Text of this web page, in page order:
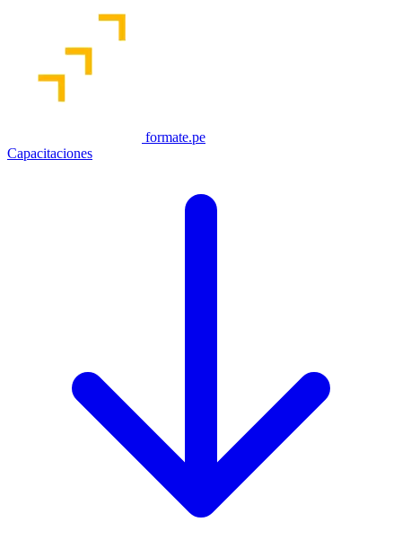
formate.pe
Capacitaciones